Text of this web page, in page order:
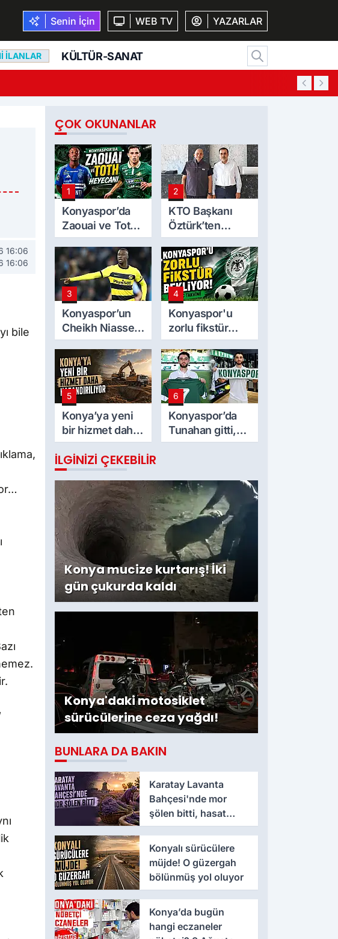
Senin İçin WEB TV YAZARLAR
İLANLAR KÜLTÜR-SANAT
10:28
16:06
16:06
bile
ÇOK OKUNANLAR
1
Konyaspor’da
Zaouai ve Toth
heyecanı
2
KTO Başkanı
Öztürk’ten
Mekpan Panel’e
ziyaret
3
Konyaspor’un
Cheikh Niasse
ilgisi
4
Konyaspor'u
zorlu fikstür
bekliyor! İşte
maç takvimi
5
Konya’ya yeni
bir hizmet daha
kazandırılıyor
6
Konyaspor’da
Tunahan gitti,
sıradaki Adil mi?
İLGINIZI ÇEKEBILIR
Konya mucize kurtarış! İki
gün çukurda kaldı
Konya'daki motosiklet
sürücülerine ceza yağdı!
BUNLARA DA BAKIN
Karatay Lavanta
Bahçesi'nde mor
şölen bitti, hasat
mesaisi başladı
Konyalı sürücülere
müjde! O güzergah
bölünmüş yol oluyor
Konya’da bugün
hangi eczaneler